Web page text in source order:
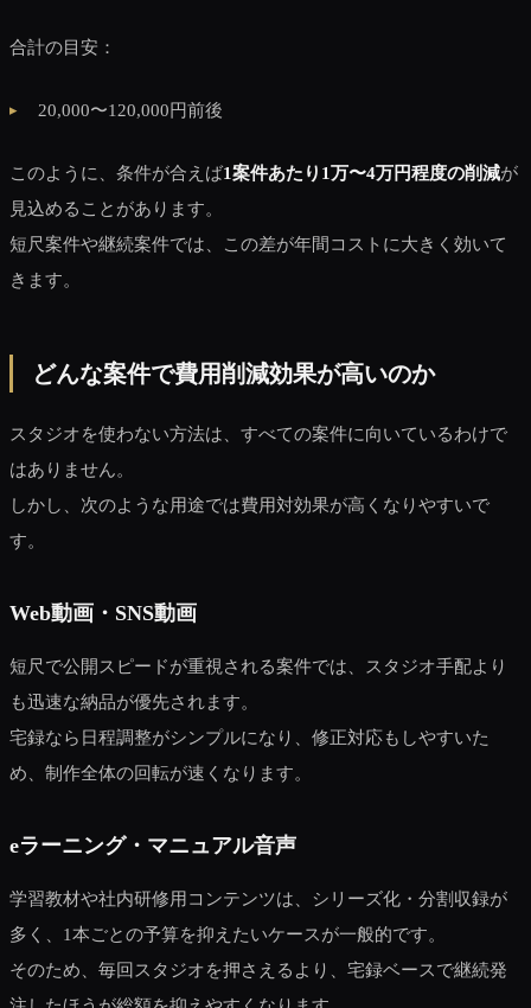
合計の目安：
20,000〜120,000円前後
このように、条件が合えば1案件あたり1万〜4万円程度の削減が
見込めることがあります。
短尺案件や継続案件では、この差が年間コストに大きく効いて
きます。
どんな案件で費用削減効果が高いのか
スタジオを使わない方法は、すべての案件に向いているわけで
はありません。
しかし、次のような用途では費用対効果が高くなりやすいで
す。
Web動画・SNS動画
短尺で公開スピードが重視される案件では、スタジオ手配より
も迅速な納品が優先されます。
宅録なら日程調整がシンプルになり、修正対応もしやすいた
め、制作全体の回転が速くなります。
eラーニング・マニュアル音声
学習教材や社内研修用コンテンツは、シリーズ化・分割収録が
多く、1本ごとの予算を抑えたいケースが一般的です。
そのため、毎回スタジオを押さえるより、宅録ベースで継続発